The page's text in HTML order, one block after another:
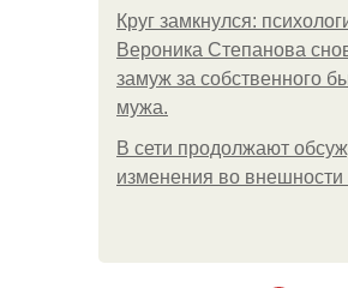
Круг замкнулся:
Вероника Степанова
замуж за собственного
мужа.
В сети продолжают
изменения во внешности